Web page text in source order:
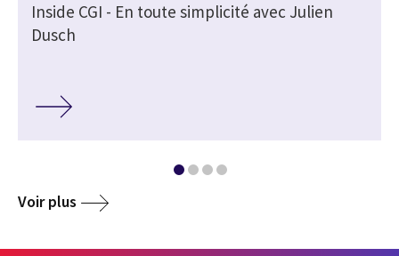
Inside CGI - En toute simplicité avec Julien
Dusch
Voir plus